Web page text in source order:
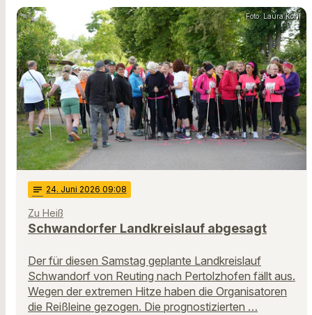
Foto: Laura Kohl
notes 24. Juni 2026 09:08
Zu Heiß
Schwandorfer Landkreislauf abgesagt
Der für diesen Samstag geplante Landkreislauf
Schwandorf von Reuting nach Pertolzhofen fällt aus.
Wegen der extremen Hitze haben die Organisatoren
die Reißleine gezogen. Die prognostizierten …